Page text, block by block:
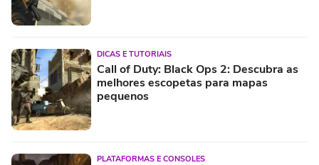
DICAS E TUTORIAIS
Call of Duty: Black Ops 2: Descubra as
melhores escopetas para mapas
pequenos
PLATAFORMAS E CONSOLES